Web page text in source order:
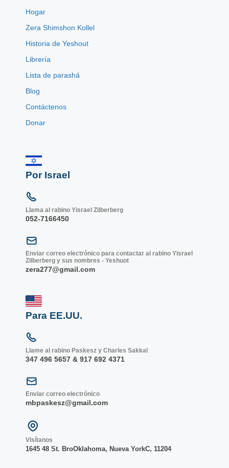
Hogar
Zera Shimshon Kollel
Historia de Yeshout
Librería
Lista de parashá
Blog
Contáctenos
Donar
Por Israel
Llama al rabino Yisrael Zilberberg
052-7166450
Enviar correo electrónico para contactar al rabino Yisrael
Zilberberg y sus nombres - Yeshuot
zera277@gmail.com
Para EE.UU.
Llame al rabino Paskesz y Charles Sakkal
347 496 5657 & 917 692 4371
Enviar correo electrónico
mbpaskesz@gmail.com
Visítanos
1645 48 St. BroOklahoma, Nueva YorkC, 11204